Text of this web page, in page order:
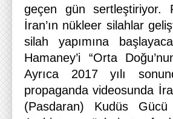
geçen gün sertleştiriyor.
İran’ın nükleer silahlar
silah yapımına
Hamaney’i “Orta
Ayrıca 2017 yılı
propaganda videosunda
(Pasdaran) Kudüs Gücü